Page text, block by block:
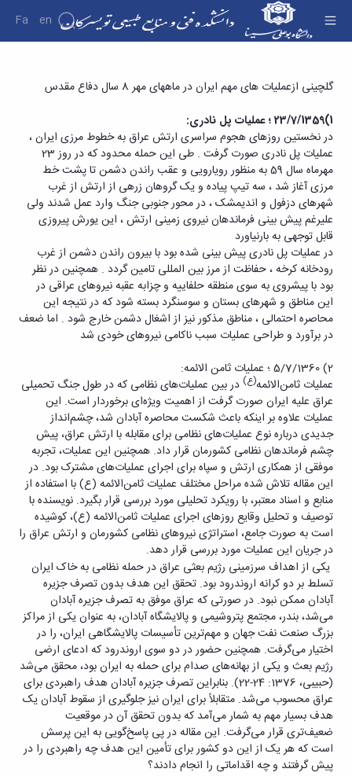
Fa En
دانشکده
درباره
دانشکده
تاریخچه
ریاست
دانشکده
آلبوم
عکس
اطلاعات
تماس
سازمان
دانشکده
معاونت
آموزشی
معاونت
پژوهشی
سال دفاع مقدس - دانشکده فنی و منابع طبیعی
تویسرکان
گلچینی ازعملیات های مهم ایران در ماه­های مهر 8 سال دفاع مقدس
1)23/7/1359 ؛ عملیات پل نادری:
در نخستین روزهای هجوم سراسری ارتش عراق به خطوط مرزی ایران ،
عملیات پل نادری صورت گرفت . طی این حمله محدود که در روز 23
مهرماه سال 59 به منظور رویارویی و عقب راندن دشمن تا پشت خط
مرزی آغاز شد ، سه تیپ پیاده و یک گروهان زرهی از ارتش از غرب
شهرهای دزفول و اندیمشک ، در محور جنوبی جنگ وارد عمل شدند ولی
علیرغم پیش بینی فرماندهان نیروی زمینی ارتش ، این یورش پیروزی
قابل توجهی به بارنیاورد
در عملیات پل نادری پیش بینی شده بود با بیرون راندن دشمن از غرب
رودخانه کرخه ، حفاظت از مرز بین المللی تامین گردد . همچنین در نظر
بود با پیشروی به سوی منطقه حلفاییه و چزابه عقبه نیروهای عراقی در
این مناطق و شهرهای بستان و سوسنگرد بسته شود که در نتیجه این
محاصره احتمالی ، مناطق مذکور نیز از اشغال دشمن خارج شود . اما ضعف
در برآورد و طراحی عملیات سبب ناکامی نیروهای خودی شد
2) 5/7/1360 ؛ عملیات ثامن الائمه:
عملیات ثامن‌الائمه(ع) در بین عملیات‌های نظامی که در طول جنگ تحمیلی
عراق علیه ایران صورت گرفت از اهمیت ویژه‌ای برخوردار است. این
عملیات علاوه بر اینکه باعث شکست محاصره آبادان شد، چشم‌انداز
جدیدی درباره نوع عملیات‌های نظامی برای مقابله با ارتش عراق، پیش
چشم فرماندهان نظامی کشورمان قرار داد. همچنین این عملیات، تجربه
موفقی از همکاری ارتش و سپاه برای اجرای عملیات‌های مشترک بود. در
این مقاله تلاش شده مراحل مختلف عملیات ثامن‌الائمه (ع) با استفاده از
منابع و اسناد معتبر، با رویکرد تحلیلی مورد بررسی قرار بگیرد. نویسنده با
توصیف و تحلیل وقایع روزهای اجرای عملیات ثامن‌الائمه (ع)، کوشیده
است به صورت جامع، استراتژی نیروهای نظامی کشورمان و ارتش عراق را
در جریان این عملیات مورد بررسی قرار دهد.
‌ یکی از اهداف سرزمینی رژیم بعثی عراق در حمله نظامی به خاک ایران
تسلط بر دو کرانه اروندرود بود. تحقق این هدف بدون تصرف جزیره
آبادان ممکن نبود. در صورتی که عراق موفق به تصرف جزیره آبادان
می‌شد، بندر، مجتمع پتروشیمی و پالایشگاه آبادان، به عنوان یکی از مراکز
بزرگ صنعت نفت جهان و مهم‌ترین تأسیسات پالایشگاهی ایران، را در
اختیار می‌گرفت. همچنین حضور در دو سوی اروندرود که ادعای ارضی
رژیم بعث و یکی از بهانه‌های صدام برای حمله به ایران بود، محقق می‌شد
(حبیبی، 1376: 24-22). بنابراین تصرف جزیره آبادان هدف راهبردی برای
عراق محسوب می‌شد. متقابلاً برای ایران نیز جلوگیری از سقوط آبادان یک
هدف بسیار مهم به شمار می‌آمد که بدون تحقق آن در موقعیت
ضعیف‌تری قرار می‌گرفت. این مقاله در پی پاسخ‌گویی به این پرسش
است که هر یک از این دو کشور برای تأمین این هدف چه راهبردی را در
پیش گرفتند و چه اقداماتی را انجام دادند؟